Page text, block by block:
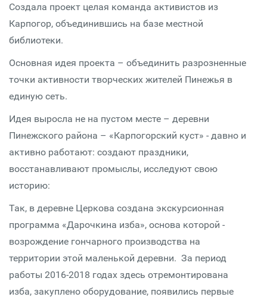
Создала проект целая команда активистов из
Карпогор, объединившись на базе местной
библиотеки.
Основная идея проекта – объединить разрозненные
точки активности творческих жителей Пинежья в
единую сеть.
Идея выросла не на пустом месте – деревни
Пинежского района – «Карпогорский куст» - давно и
активно работают: создают праздники,
восстанавливают промыслы, исследуют свою
историю:
Так, в деревне Церкова создана экскурсионная
программа «Дарочкина изба», основа которой -
возрождение гончарного производства на
территории этой маленькой деревни. За период
работы 2016-2018 годах здесь отремонтирована
изба, закуплено оборудование, появились первые